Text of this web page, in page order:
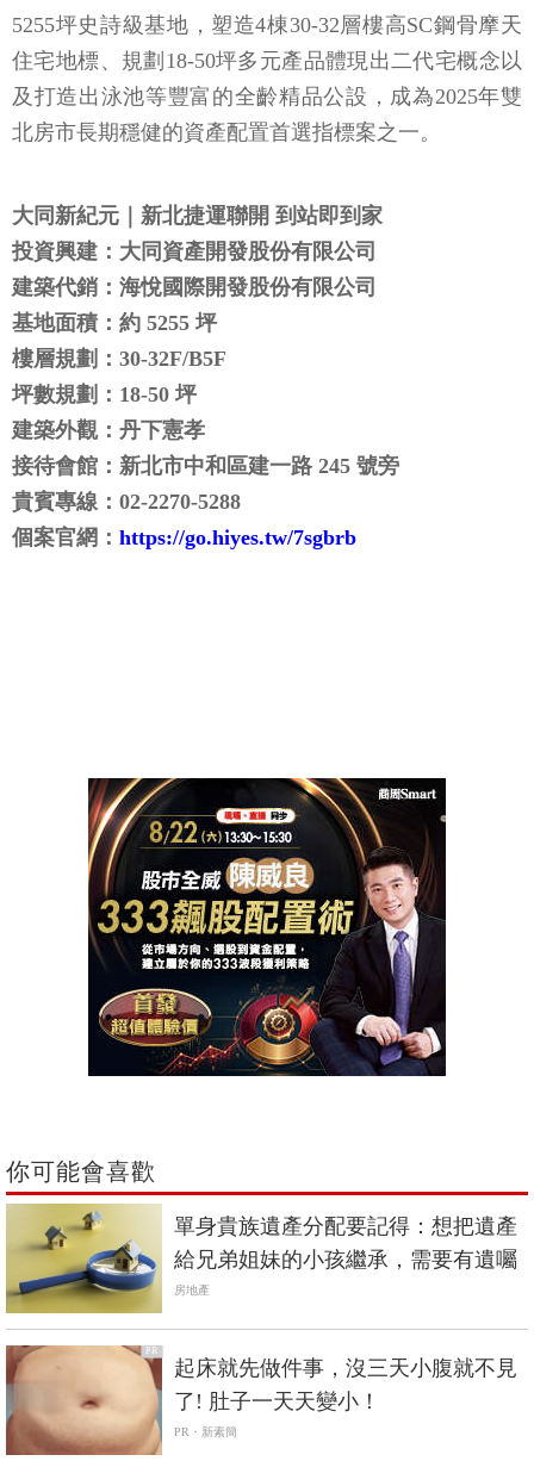
5255坪史詩級基地，塑造4棟30-32層樓高SC鋼骨摩天
住宅地標、規劃18-50坪多元產品體現出二代宅概念以
及打造出泳池等豐富的全齡精品公設，成為2025年雙
北房市長期穩健的資產配置首選指標案之一。
大同新紀元｜新北捷運聯開 到站即到家
投資興建：大同資產開發股份有限公司
建築代銷：海悅國際開發股份有限公司
基地面積：約 5255 坪
樓層規劃：30-32F/B5F
坪數規劃：18-50 坪
建築外觀：丹下憲孝
接待會館：新北市中和區建一路 245 號旁
貴賓專線：02-2270-5288
個案官網： https://go.hiyes.tw/7sgbrb
你可能會喜歡
單身貴族遺產分配要記得：想把遺產
給兄弟姐妹的小孩繼承，需要有遺囑
房地產
PR
起床就先做件事，沒三天小腹就不見
了! 肚子一天天變小！
PR・新素簡